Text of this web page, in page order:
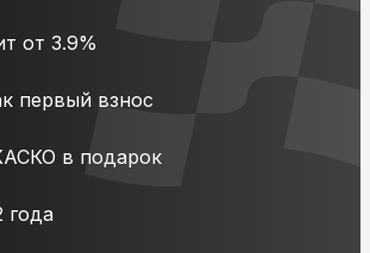
от 3.9%
первый взнос
в подарок
года